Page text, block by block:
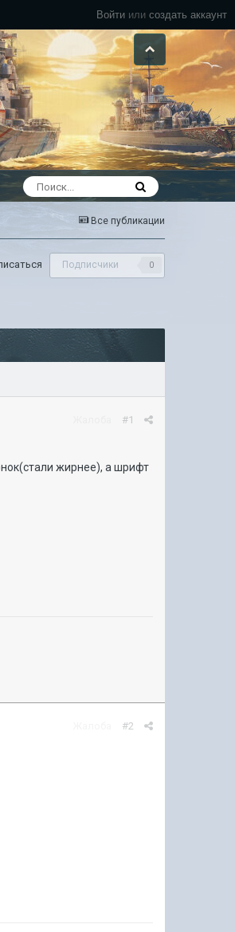
Войти или создать аккаунт
Все публикации
Подписчики 0
#1
жирнее), а шрифт
#2